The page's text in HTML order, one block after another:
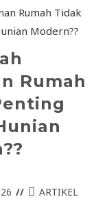
Rumah
ARTIKEL